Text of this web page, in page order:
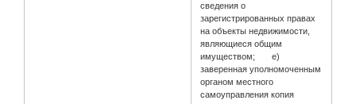
сведения о
зарегистрированных правах
на объекты недвижимости,
являющиеся общим
имуществом; е)
заверенная уполномоченным
органом местного
самоуправления копия